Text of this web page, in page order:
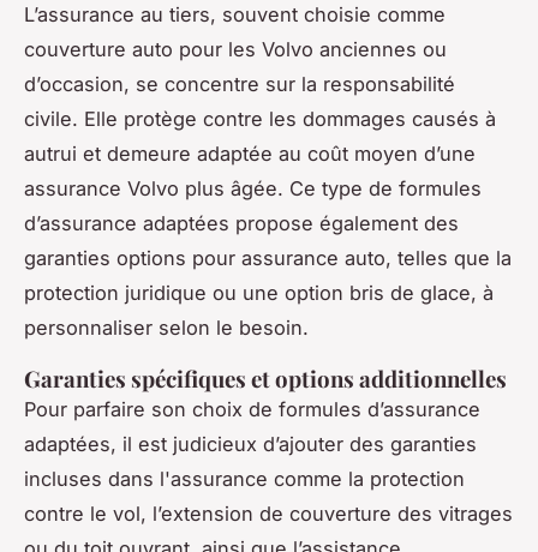
L’assurance au tiers, souvent choisie comme
couverture auto pour les Volvo anciennes ou
d’occasion, se concentre sur la responsabilité
civile. Elle protège contre les dommages causés à
autrui et demeure adaptée au coût moyen d’une
assurance Volvo plus âgée. Ce type de formules
d’assurance adaptées propose également des
garanties options pour assurance auto, telles que la
protection juridique ou une option bris de glace, à
personnaliser selon le besoin.
Garanties spécifiques et options additionnelles
Pour parfaire son choix de formules d’assurance
adaptées, il est judicieux d’ajouter des garanties
incluses dans l'assurance comme la protection
contre le vol, l’extension de couverture des vitrages